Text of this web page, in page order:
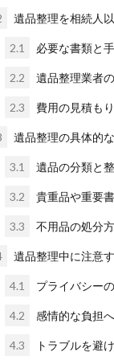
遺品整理を相続人
2.1 必要な書類と
2.2 遺品整理業者
2.3 費用の見積も
遺品整理の具体的
3.1 遺品の分類と
3.2 貴重品や重要
3.3 不用品の処分
遺品整理中に注意
4.1 プライバシー
4.2 感情的な負担
4.3 トラブルを避